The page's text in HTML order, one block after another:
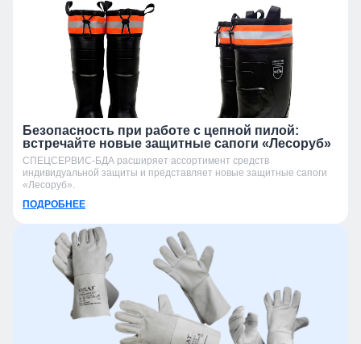
Безопасность при работе с цепной пилой:
встречайте новые защитные сапоги «Лесоруб»
СПЕЦСЕРВИС-БДА расширяет ассортимент средств
индивидуальной защиты и представляет новые защитные сапоги
«Лесоруб».
ПОДРОБНЕЕ